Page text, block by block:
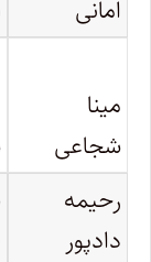
امانی
مینا
شجاعی
رحیمه
دادپور